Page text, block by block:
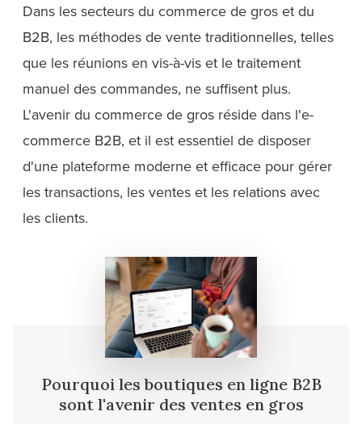
Dans les secteurs du commerce de gros et du
B2B, les méthodes de vente traditionnelles, telles
que les réunions en vis-à-vis et le traitement
manuel des commandes, ne suffisent plus.
L'avenir du commerce de gros réside dans l'e-
commerce B2B, et il est essentiel de disposer
d'une plateforme moderne et efficace pour gérer
les transactions, les ventes et les relations avec
les clients.
Pourquoi les boutiques en ligne B2B
sont l'avenir des ventes en gros